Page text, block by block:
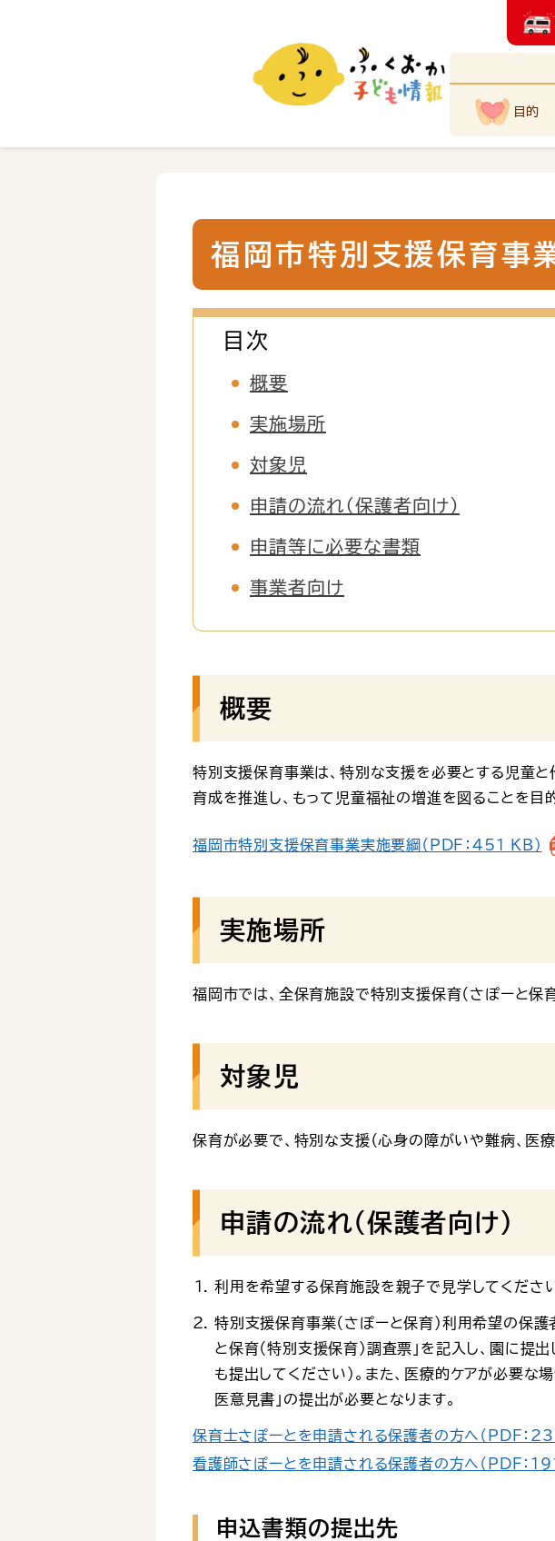
目的
福岡市特別支援保育事
目次
概要
実施場所
対象児
申請の流れ（保護者向け）
申請等に必要な書類
事業者向け
概要
特別支援保育事業は、特別な支援を必要とする児童
育成を推進し、もって児童福祉の増進を図ることを目
福岡市特別支援保育事業実施要綱（PDF：451 KB）
実施場所
福岡市では、全保育施設で特別支援保育（さぽーと保育
対象児
保育が必要で、特別な支援（心身の障がいや難病、医
申請の流れ（保護者向け）
利用を希望する保育施設を親子で見学してください
特別支援保育事業（さぽーと保育）利用希望の保護
と保育（特別支援保育）調査票」を記入し、園に提
も提出してください）。また、医療的ケアが必要な
医意見書」の提出が必要となります。
保育士さぽーとを申請される保護者の方へ（PDF：
看護師さぽーとを申請される保護者の方へ（PDF：
申込書類の提出先